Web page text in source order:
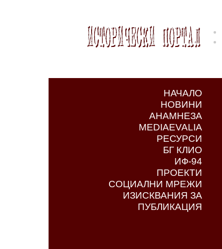
НАЧАЛО
НОВИНИ
АНАМНЕЗА
MEDIAEVALIA
РЕСУРСИ
БГ КЛИО
ИФ-94
ПРОЕКТИ
СОЦИАЛНИ МРЕЖИ
ИЗИСКВАНИЯ ЗА
ПУБЛИКАЦИЯ